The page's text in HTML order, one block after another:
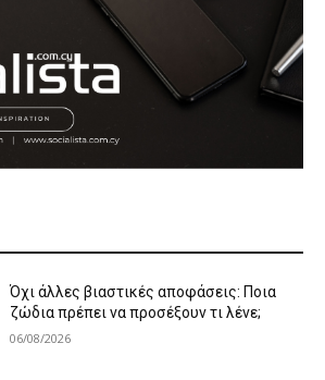
Όχι άλλες βιαστικές αποφάσεις: Ποια
ζώδια πρέπει να προσέξουν τι λένε;
06/08/2026